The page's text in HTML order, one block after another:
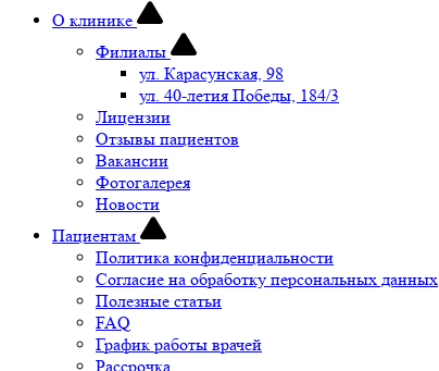
О клинике
Филиалы
ул. Карасунская, 98
ул. 40-летия Победы, 184/3
Лицензии
Отзывы пациентов
Вакансии
Фотогалерея
Новости
Пациентам
Политика конфиденциальности
Согласие на обработку персональных данных
Полезные статьи
FAQ
График работы врачей
Рассрочка